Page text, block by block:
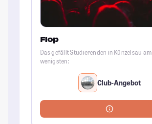
Flop
Das gefällt Studierenden in Künzelsau am
wenigsten:
Club-Angebot